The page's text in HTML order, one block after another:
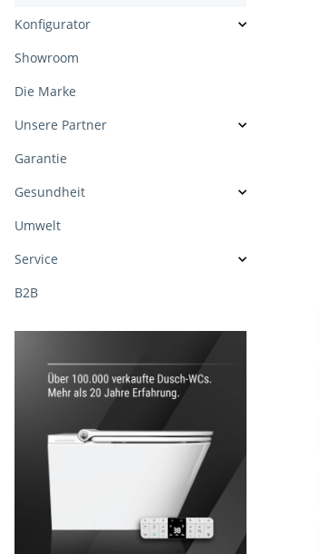
Konfigurator
Showroom
Die Marke
Unsere Partner
Garantie
Gesundheit
Umwelt
Service
B2B